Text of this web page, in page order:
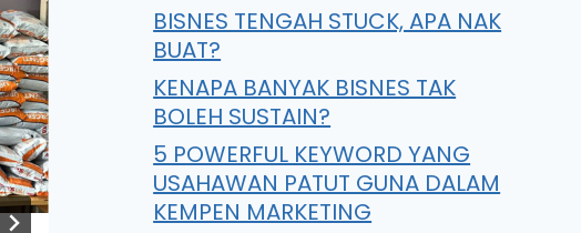
BISNES TENGAH STUCK, APA NAK
BUAT?
KENAPA BANYAK BISNES TAK
BOLEH SUSTAIN?
5 POWERFUL KEYWORD YANG
USAHAWAN PATUT GUNA DALAM
KEMPEN MARKETING